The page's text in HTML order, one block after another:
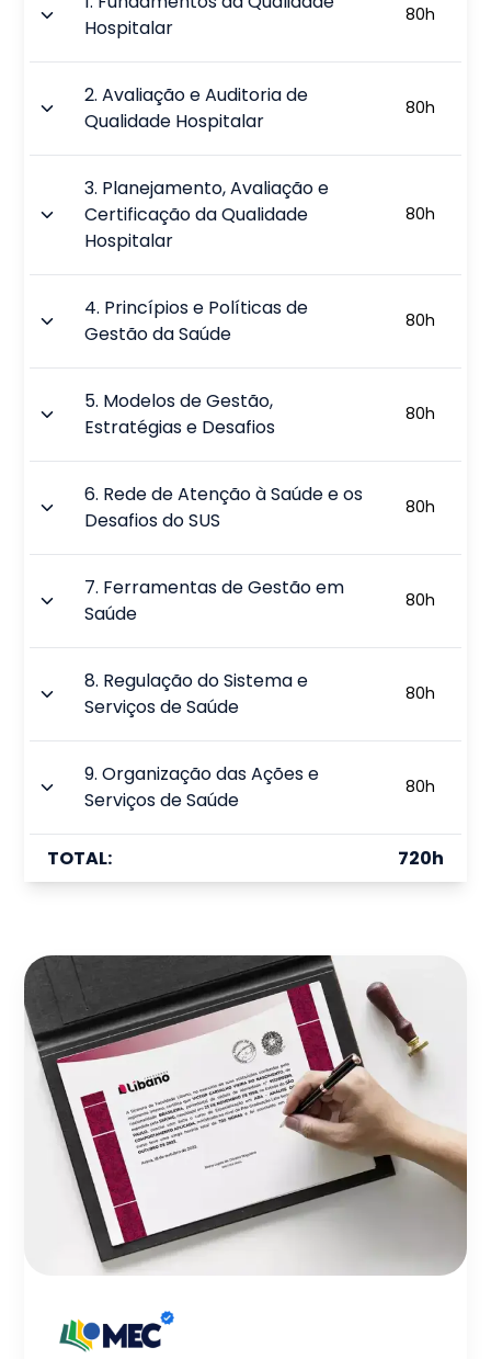
Hospitalar
80h
2.Avaliação e Auditoria de
Qualidade Hospitalar
80h
3. Planejamento, Avaliação e
Certificação da Qualidade
Hospitalar
80h
4. Princípios e Políticas de
Gestão da Saúde
80h
5. Modelos de Gestão,
Estratégias e Desafios
80h
6. Rede de Atenção à Saúde e os
Desafios do SUS
80h
7. Ferramentas de Gestão em
Saúde
80h
8. Regulação do Sistema e
Serviços de Saúde
80h
9.Organização das Ações e
Serviços de Saúde
80h
TOTAL: 720h